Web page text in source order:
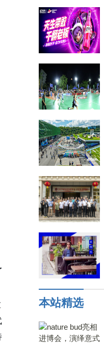
本站精选